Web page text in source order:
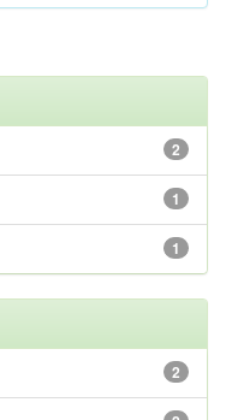
2
1
1
2